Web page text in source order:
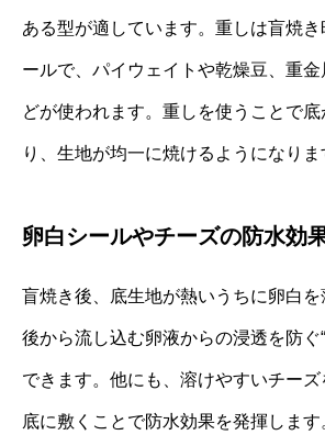
ある型が適しています。重しは盲焼
ールで、パイウェイトや乾燥豆、重
どが使われます。重しを使うことで
り、生地が均一に焼けるようになりま
卵白シールやチーズの防水効
盲焼き後、底生地が熱いうちに卵白を
後から流し込む卵液からの浸透を防ぐ
できます。他にも、溶けやすいチー
底に敷くことで防水効果を発揮しま